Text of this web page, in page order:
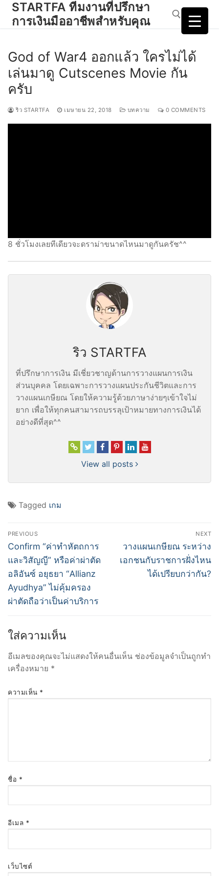
SkipSTARTFA ทีมงานที่ปรึกษา
การเงินมืออาชีพสำหรับคุณ
Search for:
God of War4 ออกแล้ว ใครไม่ได้
เล่นมาดู Cutscenes Movie กัน
ครับ
ริว STARTFA เมษายน 22, 2018 บทความ 0 COMMENTS
8 ชั่วโมงเลยทีเดียวจะดราม่าขนาดไหนมาดูกันครัช^^
ริว STARTFA
ที่ปรึกษาการเงิน มีเชี่ยวชาญด้านการวางแผนการเงิน
ส่วนบุคคล โดยเฉพาะการวางแผนประกันชีวิตและการ
วางแผนเกษียณ โดยให้ความรู้ด้วยภาษาง่ายๆเข้าใจไม่
ยาก เพื่อให้ทุกคนสามารถบรรลุเป้าหมายทางการเงินได้
อย่างดีที่สุด^^
View all posts
Tagged เกม
แนะแนว
เรื่อง
PREVIOUS
Previous
post:
Confirm “ค่าทำหัตถการ
และวิสัญญี” หรือค่าผ่าตัด
อลิอันซ์ อยุธยา “Allianz
Ayudhya” ไม่คุ้มครอง
ผ่าตัดถือว่าเป็นค่าบริการ
NEXT
Next
post:
วางแผนเกษียณ ระหว่าง
เอกชนกับราชการฝั่งไหน
ได้เปรียบกว่ากัน?
ใส่ความเห็น
อีเมลของคุณจะไม่แสดงให้คนอื่นเห็น ช่องข้อมูลจำเป็นถูกทำ
เครื่องหมาย *
ความเห็น *
ชื่อ *
อีเมล *
เว็บไซต์